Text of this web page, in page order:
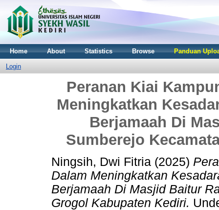
Home About Statistics Browse Panduan
Login
Peranan Kiai
Meningkatkan
Berjamaah Di
Sumberejo
Ningsih, Dwi Fitria (2025)
Dalam Meningkatkan
Berjamaah Di Masjid Baitur
Grogol Kabupaten Kediri.